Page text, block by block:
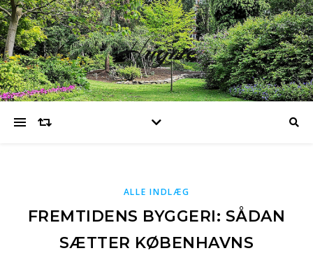
Hugme
ALLE INDLÆG
FREMTIDENS BYGGERI: SÅDAN
SÆTTER KØBENHAVNS